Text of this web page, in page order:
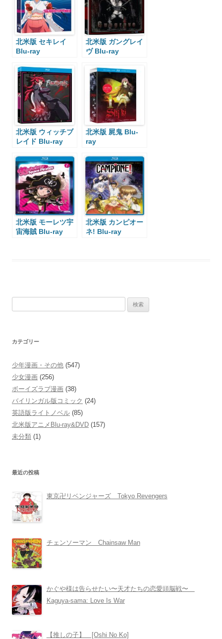
北米版 セキレイ
Blu-ray
北米版 ガングレイ
ヴ Blu-ray
北米版 ウィッチブ
レイド Blu-ray
北米版 屍鬼 Blu-
ray
北米版 モーレツ宇
宙海賊 Blu-ray
北米版 カンピオー
ネ! Blu-ray
カテゴリー
少年漫画・その他 (547)
少女漫画 (256)
ボーイズラブ漫画 (38)
バイリンガル版コミック (24)
英語版ライトノベル (85)
北米版アニメBlu-ray&DVD (157)
未分類 (1)
最近の投稿
東京卍リベンジャーズ Tokyo Revengers
チェンソーマン Chainsaw Man
かぐや様は告らせたい〜天才たちの恋愛頭脳戦〜
Kaguya-sama: Love Is War
【推しの子】 [Oshi No Ko]